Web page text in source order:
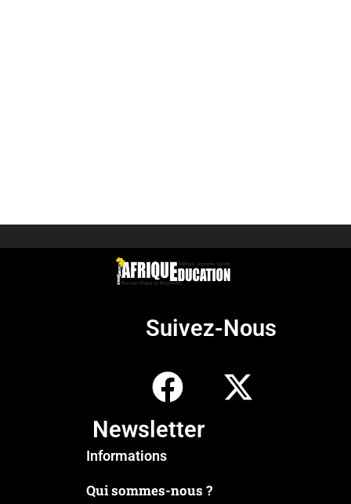
Suivez-Nous
Newsletter
Informations
Qui sommes-nous ?